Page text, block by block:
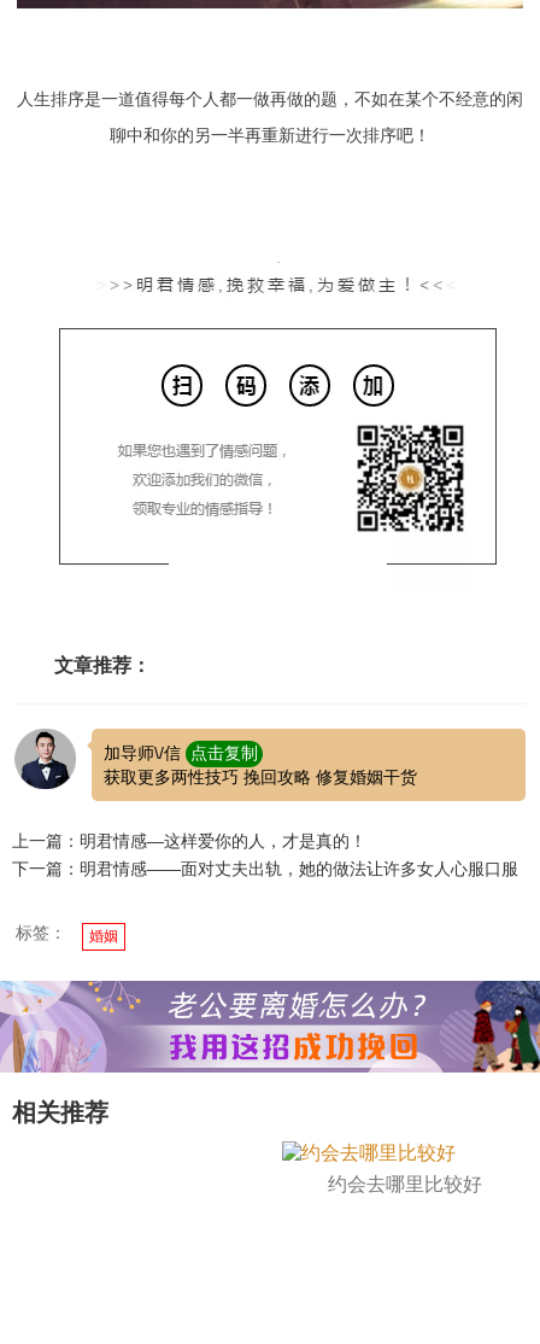
人生排序是一道值得每个人都一做再做的题，不如在某个不经意的闲
聊中和你的另一半再重新进行一次排序吧！
文章推荐：
加导师\/信
点击复制
获取更多两性技巧 挽回攻略 修复婚姻干货
上一篇：明君情感—这样爱你的人，才是真的！
下一篇：明君情感——面对丈夫出轨，她的做法让许多女人心服口服
标签： 婚姻
相关推荐
约会去哪里比较好